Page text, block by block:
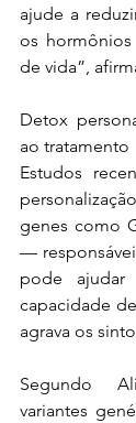
ajude a
os
de vida”,
Detox
ao tratamento
Estudos
genes como
—
pode ajudar
capacidade
agrava os
Segundo
variantes